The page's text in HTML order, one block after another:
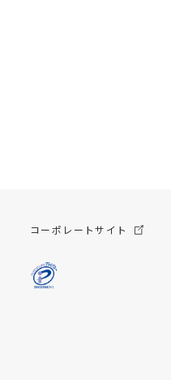
コーポレートサイト